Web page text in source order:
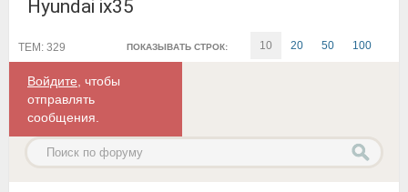
Hyundai ix35
ПОКАЗЫВАТЬ СТРОК: 10 20 50 100
ТЕМ: 329
Войдите , чтобы
отправлять
сообщения.